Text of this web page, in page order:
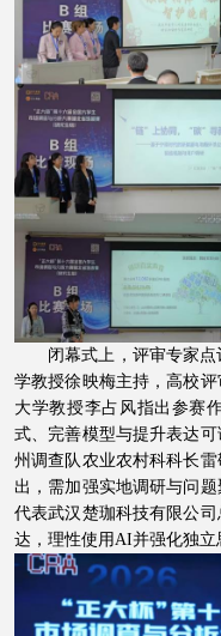
闭幕式上，评审专家
学教授徐映梅主持，高校
大学教授李占风指出参赛
式、完善模型与提升表达
州调查队农业农村科科长
出，需加强实地调研与问
代表武汉楚珈科技有限公
达，理性使用AI并强化独立